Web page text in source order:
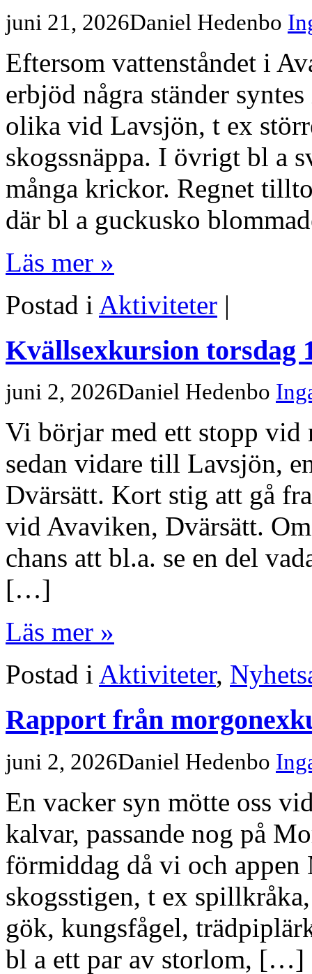
juni 21, 2026Daniel Hedenbo
Eftersom vattenståndet i
erbjöd några ständer
olika vid Lavsjön, t ex
skogssnäppa. I övrigt bl a
många krickor. Regnet
där bl a guckusko
Läs mer »
Postad i Aktiviteter |
Kvällsexkursion torsdag
juni 2, 2026Daniel Hedenbo
Vi börjar med ett stopp
sedan vidare till Lavsjön,
Dvärsätt. Kort stig att gå
vid Avaviken, Dvärsätt.
chans att bl.a. se en del
[…]
Läs mer »
Postad i Aktiviteter,
Rapport från
juni 2, 2026Daniel Hedenbo
En vacker syn mötte oss
kalvar, passande nog på
förmiddag då vi och
skogsstigen, t ex
gök, kungsfågel,
bl a ett par av storlom, […]